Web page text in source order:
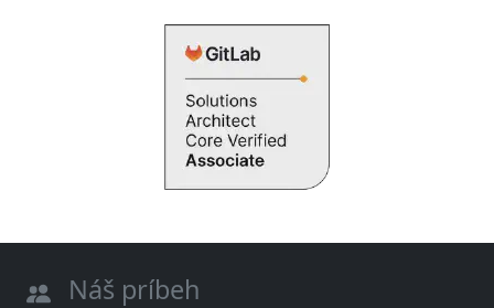
Náš príbeh